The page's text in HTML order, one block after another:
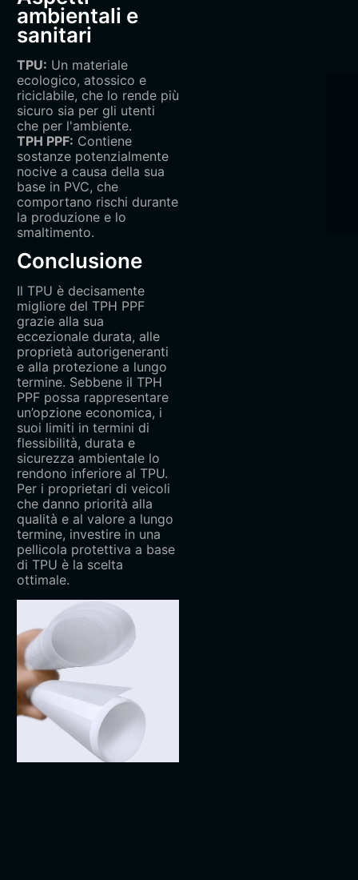
ambientali e
sanitari‌
TPU‌: Un materiale
ecologico, atossico e
riciclabile, che lo rende più
sicuro sia per gli utenti
che per l'ambiente.
TPH PPF‌: Contiene
sostanze potenzialmente
nocive a causa della sua
base in PVC, che
comportano rischi durante
la produzione e lo
smaltimento.
Conclusione‌
Il TPU è decisamente
migliore del TPH PPF
grazie alla sua
eccezionale durata, alle
proprietà autorigeneranti
e alla protezione a lungo
termine. Sebbene il TPH
PPF possa rappresentare
un’opzione economica, i
suoi limiti in termini di
flessibilità, durata e
sicurezza ambientale lo
rendono inferiore al TPU.
Per i proprietari di veicoli
che danno priorità alla
qualità e al valore a lungo
termine, investire in una
pellicola protettiva a base
di TPU è la scelta
ottimale.